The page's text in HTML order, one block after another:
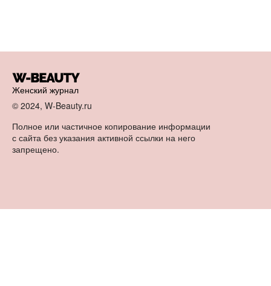
Женский журнал
© 2024, W-Beauty.ru
Полное или частичное копирование информации
с сайта без указания активной ссылки на него
запрещено.